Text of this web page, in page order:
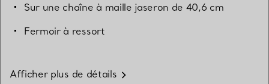
Sur une chaîne à maille jaseron de 40,6 cm
Fermoir à ressort
Afficher plus de détails